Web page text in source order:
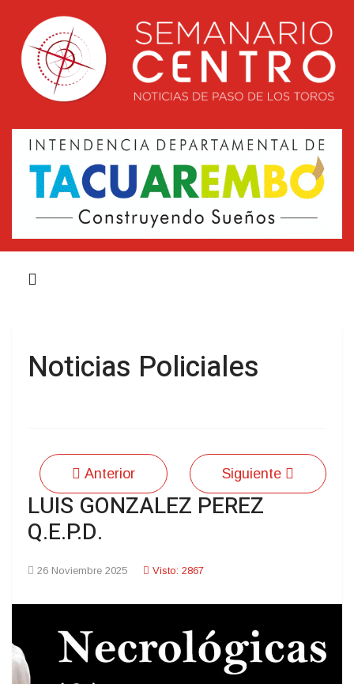
Noticias Policiales
Anterior Siguiente
LUIS GONZALEZ PEREZ
Q.E.P.D.
26 Noviembre 2025 Visto: 2867